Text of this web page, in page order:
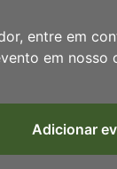
entre em
em nosso
Adicionar